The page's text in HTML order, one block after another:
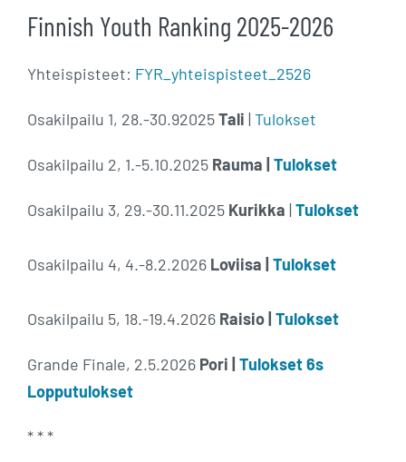
Finnish Youth Ranking 2025-2026
Yhteispisteet: FYR_yhteispisteet_2526
Osakilpailu 1, 28.-30.92025Tali | Tulokset
Osakilpailu 2, 1.-5.10.2025 Rauma | Tulokset
Osakilpailu 3, 29.-30.11.2025 Kurikka | Tulokset
Osakilpailu 4, 4.-8.2.2026 Loviisa | Tulokset
Osakilpailu 5, 18.-19.4.2026 Raisio | Tulokset
Grande Finale, 2.5.2026 Pori | Tulokset 6s
Lopputulokset
* * *